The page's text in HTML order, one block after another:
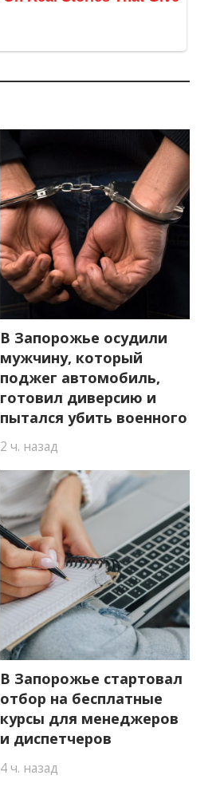
В Запорожье осудили
мужчину, который
поджег автомобиль,
готовил диверсию и
пытался убить военного
2 ч. назад
В Запорожье стартовал
отбор на бесплатные
курсы для менеджеров
и диспетчеров
4 ч. назад